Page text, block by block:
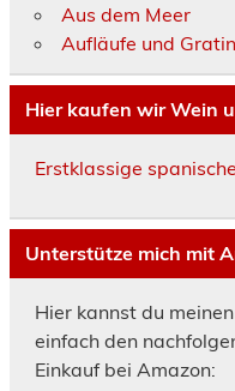
Aus dem Meer
Aufläufe und
Hier kaufen wir Wein
Erstklassige
Unterstütze mich mit
Hier kannst du
einfach den
Einkauf bei Amazon: